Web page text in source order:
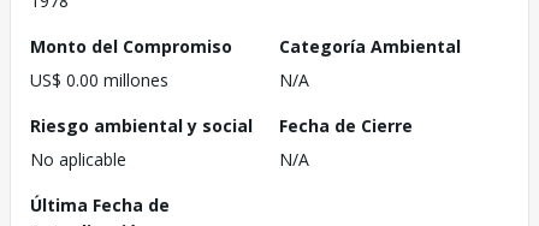
Monto del Compromiso
US$ 0.00 millones
Categoría Ambiental
N/A
Riesgo ambiental y social
No aplicable
Fecha de Cierre
N/A
Última Fecha de